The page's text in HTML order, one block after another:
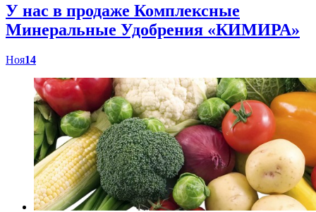
У нас в продаже Комплексные
Минеральные Удобрения «КИМИРА»
Ноя14